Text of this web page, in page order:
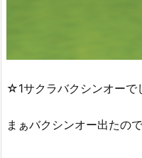
☆1サクラバクシンオーで
まぁバクシンオー出たの